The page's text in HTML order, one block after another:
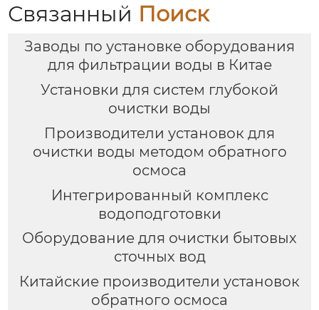
Связанный Поиск
Заводы по установке оборудования
для фильтрации воды в Китае
Установки для систем глубокой
очистки воды
Производители установок для
очистки воды методом обратного
осмоса
Интегрированный комплекс
водоподготовки
Оборудование для очистки бытовых
сточных вод
Китайские производители установок
обратного осмоса